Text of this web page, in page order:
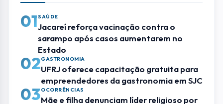
01SAÚDE
Jacareí reforça vacinação contra o
sarampo após casos aumentarem no
Estado
02GASTRONOMIA
UFRJ oferece capacitação gratuita para
empreendedores da gastronomia em SJC
03OCORRÊNCIAS
Mãe e filha denunciam líder religioso por